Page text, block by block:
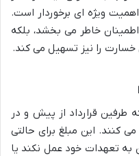
ویژه ای برخوردار است.
خاطر می بخشد، بلکه
را نیز تسهیل می کند.
طرفین قرارداد از پیش و در
می کنند. این مبلغ برای حالتی
به تعهدات خود عمل نکند یا